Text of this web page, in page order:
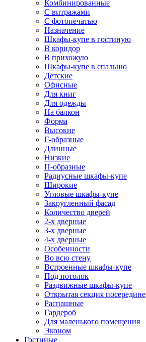
Комбинированные
С витражами
С фотопечатью
Назначение
Шкафы-купе в гостиную
В коридор
В прихожую
Шкафы-купе в спальню
Детские
Офисные
Для книг
Для одежды
На балкон
Форма
Высокие
Г-образные
Длинные
Низкие
П-образные
Радиусные шкафы-купе
Широкие
Угловые шкафы-купе
Закругленный фасад
Количество дверей
2-х дверные
3-х дверные
4-х дверные
Особенности
Во всю стену
Встроенные шкафы-купе
Под потолок
Раздвижные шкафы-купе
Открытая секция посередине
Распашные
Гардероб
Для маленького помещения
Эконом
Гостиные